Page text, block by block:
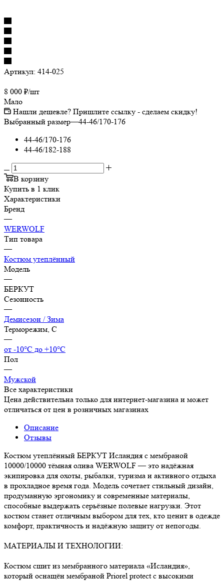
Артикул: 414-025
8 000 ₽/шт
Мало
Нашли дешевле? Пришлите ссылку - сделаем скидку!
Выбранный размер—44-46/170-176
44-46/170-176
44-46/182-188
В корзину
Купить в 1 клик
Характеристики
Бренд
—
WERWOLF
Тип товара
—
Костюм утеплённый
Модель
—
БЕРКУТ
Сезонность
—
Демисезон / Зима
Терморежим, C
—
от -10°С до +10°С
Пол
—
Мужской
Все характеристики
Цена действительна только для интернет-магазина и может
отличаться от цен в розничных магазинах
Описание
Отзывы
Костюм утеплённый БЕРКУТ Исландия с мембраной
10000/10000 тёмная олива WERWOLF — это надёжная
экипировка для охоты, рыбалки, туризма и активного отдыха
в прохладное время года. Модель сочетает стильный дизайн,
продуманную эргономику и современные материалы,
способные выдержать серьёзные полевые нагрузки. Этот
костюм станет отличным выбором для тех, кто ценит в одежде
комфорт, практичность и надёжную защиту от непогоды.
МАТЕРИАЛЫ И ТЕХНОЛОГИИ:
Костюм сшит из мембранного материала «Исландия»,
который оснащён мембраной Priorel protect с высокими